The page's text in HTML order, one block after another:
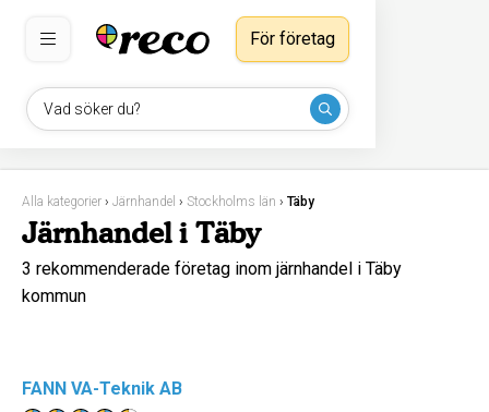
Vad söker du?
För företag
Alla kategorier › Järnhandel › Stockholms län › Täby
Järnhandel i Täby
3 rekommenderade företag inom järnhandel i Täby
kommun
FANN VA-Teknik AB